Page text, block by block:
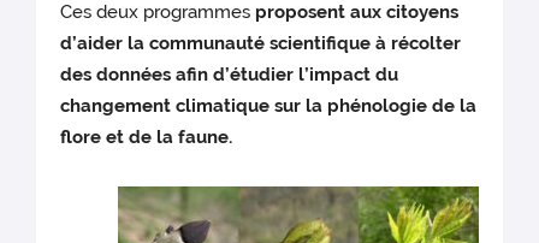
Ces deux programmes proposent aux citoyens
d’aider la communauté scientifique à récolter
des données afin d’étudier l’impactdu
changement climatique sur la phénologie de la
flore et de la faune.